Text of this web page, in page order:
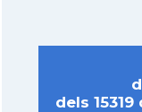
dels 15319